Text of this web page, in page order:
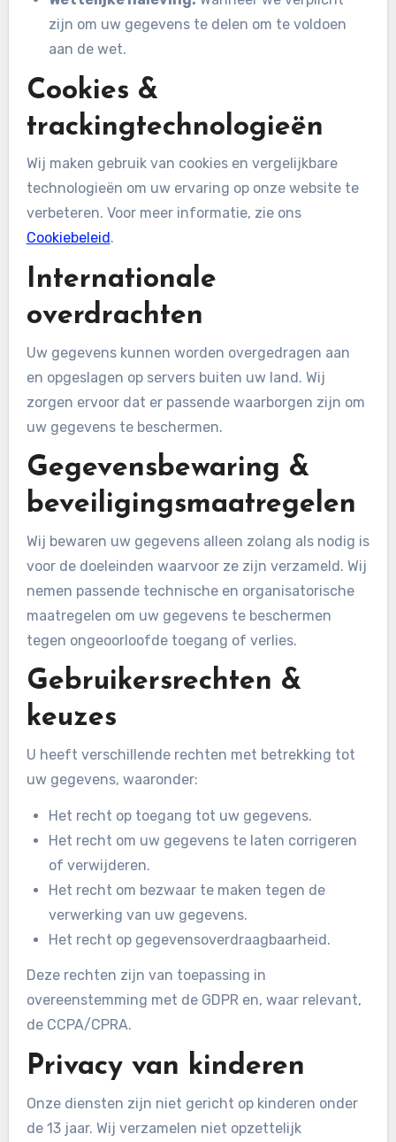
zijn om uw gegevens te delen om te voldoen
aan de wet.
Cookies &
trackingtechnologieën
Wij maken gebruik van cookies en vergelijkbare
technologieën om uw ervaring op onze website te
verbeteren. Voor meer informatie, zie ons
Cookiebeleid .
Internationale
overdrachten
Uw gegevens kunnen worden overgedragen aan
en opgeslagen op servers buiten uw land. Wij
zorgen ervoor dat er passende waarborgen zijn om
uw gegevens te beschermen.
Gegevensbewaring &
beveiligingsmaatregelen
Wij bewaren uw gegevens alleen zolang als nodig is
voor de doeleinden waarvoor ze zijn verzameld. Wij
nemen passende technische en organisatorische
maatregelen om uw gegevens te beschermen
tegen ongeoorloofde toegang of verlies.
Gebruikersrechten &
keuzes
U heeft verschillende rechten met betrekking tot
uw gegevens, waaronder:
Het recht op toegang tot uw gegevens.
Het recht om uw gegevens te laten corrigeren
of verwijderen.
Het recht om bezwaar te maken tegen de
verwerking van uw gegevens.
Het recht op gegevensoverdraagbaarheid.
Deze rechten zijn van toepassing in
overeenstemming met de GDPR en, waar relevant,
de CCPA/CPRA.
Privacy van kinderen
Onze diensten zijn niet gericht op kinderen onder
de 13 jaar. Wij verzamelen niet opzettelijk